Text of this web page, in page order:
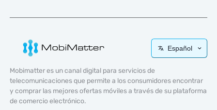
Español
Mobimatter es un canal digital para servicios de
telecomunicaciones que permite a los consumidores encontrar
y comprar las mejores ofertas móviles a través de su plataforma
de comercio electrónico.